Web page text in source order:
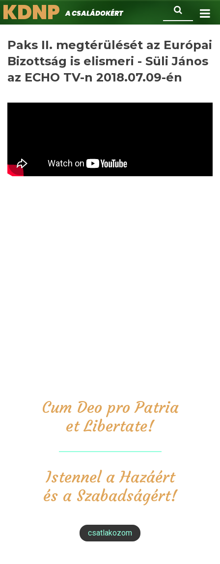
Ugrás
a
Keresés
KDNPA családokért.
Paks II. megtérülését az Európai
Bizottság is elismeri - Süli János
az ECHO TV-n 2018.07.09-én
Cum Deo pro Patria
et Libertate!
Istennel a Hazáért
és a Szabadságért!
csatlakozom